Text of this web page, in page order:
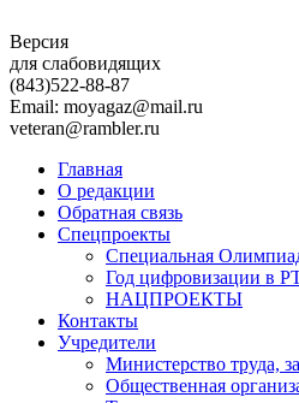
Версия
для слабовидящих
(843)522-88-87
Email: moyagaz@mail.ru
veteran@rambler.ru
Главная
О редакции
Обратная связь
Спецпроекты
Специальная
Год цифровизации в
НАЦПРОЕКТЫ
Контакты
Учредители
Министерство труда,
Общественная